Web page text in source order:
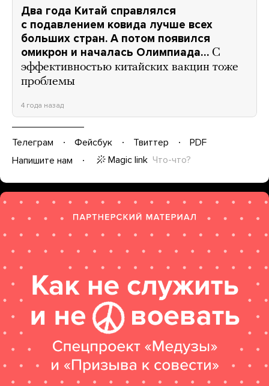
Два года Китай справлялся
с подавлением ковида лучше всех
больших стран. А потом появился
омикрон и началась Олимпиада… С
эффективностью китайских вакцин тоже
проблемы
4 года назад
Телеграм Фейсбук Твиттер
PDF
Напишите нам
Magic link Что-что?